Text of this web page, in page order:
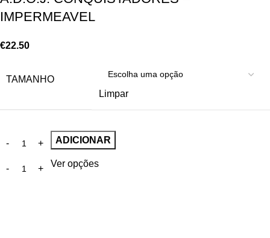
IMPERMEAVEL
€22.50
TAMANHO
Limpar
ADICIONAR
Ver opções